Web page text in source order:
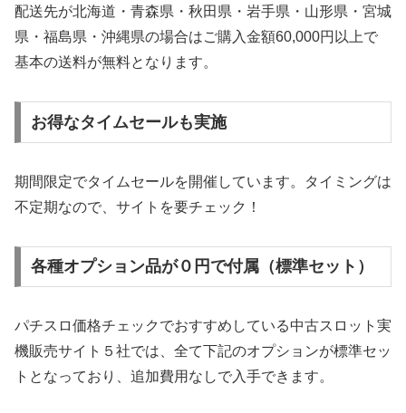
配送先が北海道・青森県・秋田県・岩手県・山形県・宮城
県・福島県・沖縄県の場合はご購入金額60,000円以上で
基本の送料が無料となります。
お得なタイムセールも実施
期間限定でタイムセールを開催しています。タイミングは
不定期なので、サイトを要チェック！
各種オプション品が０円で付属（標準セット）
パチスロ価格チェックでおすすめしている中古スロット実
機販売サイト５社では、全て下記のオプションが標準セッ
トとなっており、追加費用なしで入手できます。